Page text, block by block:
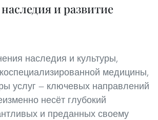
и развитие
наследия и культуры,
медицины,
услуг — ключевых направлений
несёт глубокий
и преданных своему